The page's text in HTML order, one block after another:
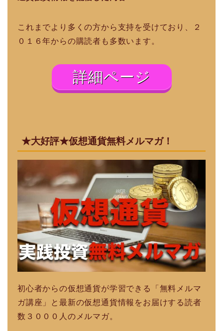
これまでより多くの方から支持を受けており、２
０１６年からの購読者も多数います。
詳細ページ
★大好評★仮想通貨無料メルマガ！
初心者からの仮想通貨が学習できる「無料メルマ
ガ講座」と最新の仮想通貨情報をお届けする読者
数３０００人のメルマガ。